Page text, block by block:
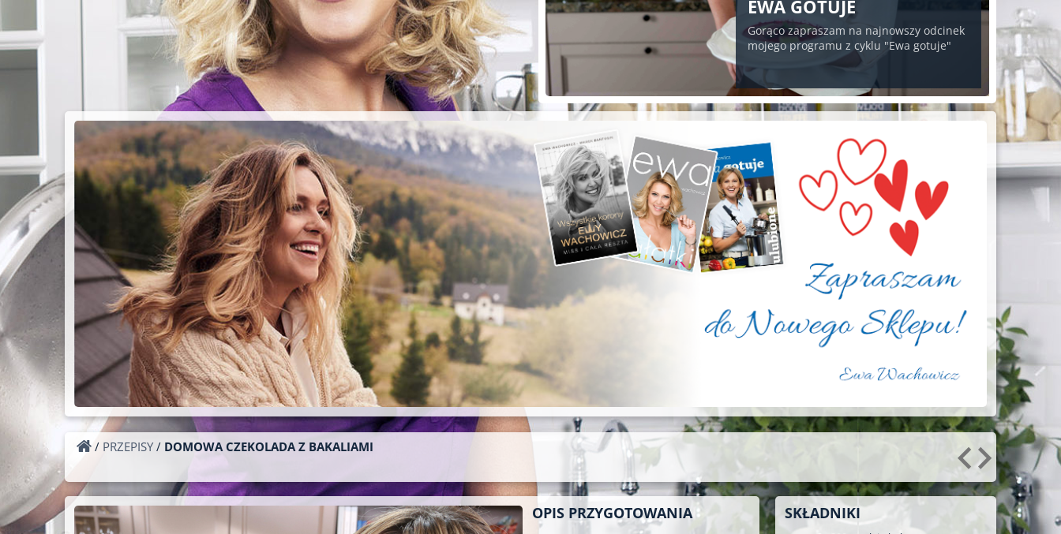
PIECZYSTE POD
CHMURKĄ!
Przepisy na grilla;-)
EWA GOTUJE
Gorąco zapraszam na najnowszy odcinek
mojego programu z cyklu "Ewa gotuje"
/ PRZEPISY / DOMOWA CZEKOLADA Z BAKALIAMI
OPIS PRZYGOTOWANIA SKŁADNIKI